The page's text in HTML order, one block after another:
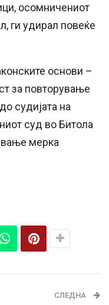
осомничениот
ги удирал повеќе
основи –
за повторување
судијата на
суд во Битола
мерка
СЛЕДНА